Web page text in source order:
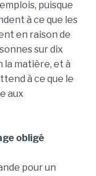
puisque
à ce que les
en raison de
sur dix
matière, et à
à ce que le
aux
obligé
pour un